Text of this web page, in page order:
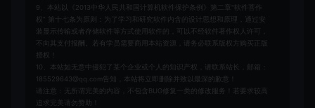
9、本站以《2013中华人民共和国计算机软件保护条例》第二章"软件菩作
权” 第十七条为原则：为了学习和研究软件内含的设计思想和原理，通过安
装显示传输或者存储软件等方式使用软件的，可以不经软件著作权人许可，
不向其支付报酬。若有学员需要商用本站资源，请务必联系版权方购买正版
授权！
10、本站如无意中侵犯了某个企业或个人的知识产权，请联系站长，邮箱：
185529643@qq.com告知，本站将立即删除并致以最深的歉意！
请注意：无所谓完美的内容，不包含BUG修复一类的修改服务！若要求较高
追求完美请勿赞助！